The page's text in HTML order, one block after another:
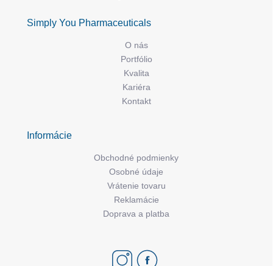
Simply You Pharmaceuticals
O nás
Portfólio
Kvalita
Kariéra
Kontakt
Informácie
Obchodné podmienky
Osobné údaje
Vrátenie tovaru
Reklamácie
Doprava a platba